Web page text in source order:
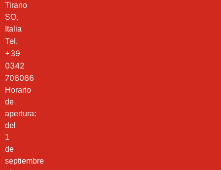
Tirano
SO,
Italia
Tel.
+39
0342
706066
Horario
de
apertura:
del
1
de
septiembre